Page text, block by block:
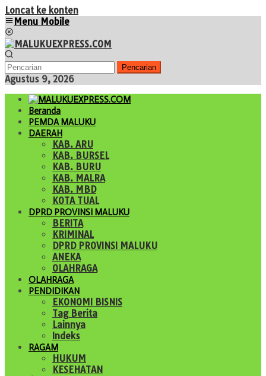
Loncat ke konten
Menu Mobile
Pencarian
Agustus 9, 2026
Beranda
PEMDA MALUKU
DAERAH
KAB. ARU
KAB. BURSEL
KAB. BURU
KAB. MALRA
KAB. MBD
KOTA TUAL
DPRD PROVINSI MALUKU
BERITA
KRIMINAL
DPRD PROVINSI MALUKU
ANEKA
OLAHRAGA
OLAHRAGA
PENDIDIKAN
EKONOMI BISNIS
Tag Berita
Lainnya
Indeks
RAGAM
HUKUM
KESEHATAN